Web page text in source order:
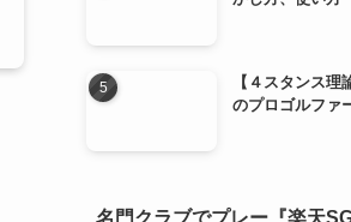
【４スタンス理
のプロゴルファ